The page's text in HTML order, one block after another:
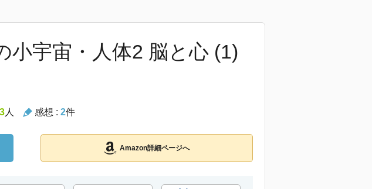
小宇宙・人体2 脳と心 (1)
人 感想 : 2件
Amazon詳細ページへ